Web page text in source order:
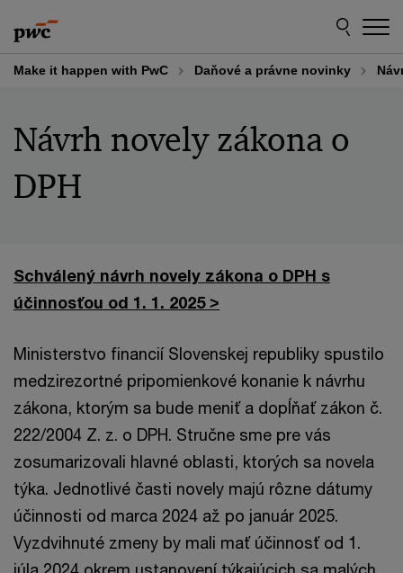
to
content
to
footer
Make it happen with PwC Daňové a právne novinky
Návrh novely zákona o
DPH
Schválený návrh novely zákona o DPH s
účinnosťou od 1. 1. 2025 >
Ministerstvo financií Slovenskej republiky spustilo
medzirezortné pripomienkové konanie k návrhu
zákona, ktorým sa bude meniť a dopĺňať zákon č.
222/2004 Z. z. o DPH. Stručne sme pre vás
zosumarizovali hlavné oblasti, ktorých sa novela
týka. Jednotlivé časti novely majú rôzne dátumy
účinnosti od marca 2024 až po január 2025.
Vyzdvihnuté zmeny by mali mať účinnosť od 1.